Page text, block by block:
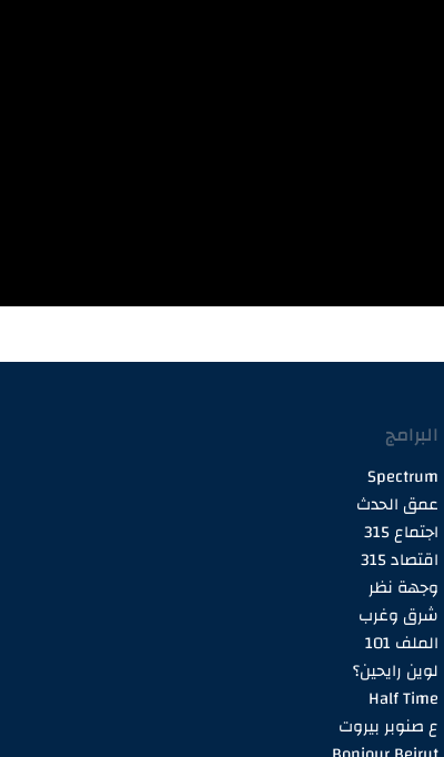
البرامج
Spectrum
عمق الحدث
اجتماع 315
اقتصاد 315
وجهة نظر
شرق وغرب
الملف 101
لوين رايحين؟
Half Time
ع صنوبر بيروت